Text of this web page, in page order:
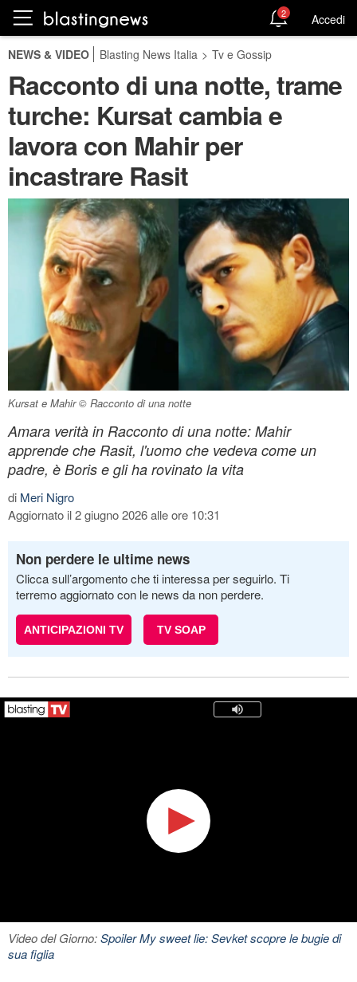
2 Accedi
NEWS & VIDEO Blasting News Italia > Tv e Gossip
Racconto di una notte, trame
turche: Kursat cambia e
lavora con Mahir per
incastrare Rasit
Kursat e Mahir © Racconto di una notte
Amara verità in Racconto di una notte: Mahir
apprende che Rasit, l'uomo che vedeva come un
padre, è Boris e gli ha rovinato la vita
di Meri Nigro
Aggiornato il 2 giugno 2026 alle ore 10:31
Non perdere le ultime news
Clicca sull’argomento che ti interessa per seguirlo. Ti
terremo aggiornato con le news da non perdere.
ANTICIPAZIONI TV TV SOAP
Video del Giorno:Spoiler My sweet lie: Sevket scopre le bugie di
sua figlia